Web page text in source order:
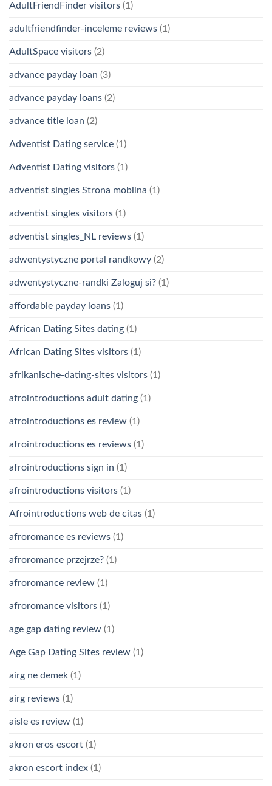
AdultFriendFinder visitors (1)
adultfriendfinder-inceleme reviews (1)
AdultSpace visitors (2)
advance payday loan (3)
advance payday loans (2)
advance title loan (2)
Adventist Dating service (1)
Adventist Dating visitors (1)
adventist singles Strona mobilna (1)
adventist singles visitors (1)
adventist singles_NL reviews (1)
adwentystyczne portal randkowy (2)
adwentystyczne-randki Zaloguj si? (1)
affordable payday loans (1)
African Dating Sites dating (1)
African Dating Sites visitors (1)
afrikanische-dating-sites visitors (1)
afrointroductions adult dating (1)
afrointroductions es review (1)
afrointroductions es reviews (1)
afrointroductions sign in (1)
afrointroductions visitors (1)
Afrointroductions web de citas (1)
afroromance es reviews (1)
afroromance przejrze? (1)
afroromance review (1)
afroromance visitors (1)
age gap dating review (1)
Age Gap Dating Sites review (1)
airg ne demek (1)
airg reviews (1)
aisle es review (1)
akron eros escort (1)
akron escort index (1)